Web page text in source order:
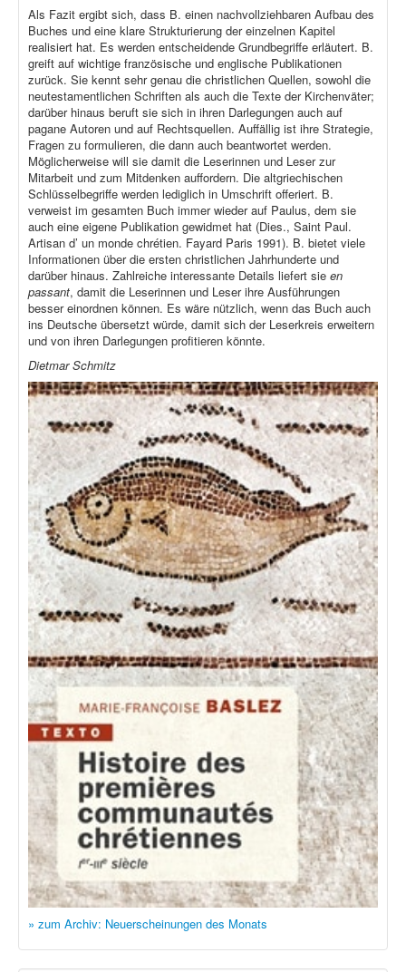
Als Fazit ergibt sich, dass B. einen nachvollziehbaren Aufbau des
Buches und eine klare Strukturierung der einzelnen Kapitel
realisiert hat. Es werden entscheidende Grundbegriffe erläutert. B.
greift auf wichtige französische und englische Publikationen
zurück. Sie kennt sehr genau die christlichen Quellen, sowohl die
neutestamentlichen Schriften als auch die Texte der Kirchenväter;
darüber hinaus beruft sie sich in ihren Darlegungen auch auf
pagane Autoren und auf Rechtsquellen. Auffällig ist ihre Strategie,
Fragen zu formulieren, die dann auch beantwortet werden.
Möglicherweise will sie damit die Leserinnen und Leser zur
Mitarbeit und zum Mitdenken auffordern. Die altgriechischen
Schlüsselbegriffe werden lediglich in Umschrift offeriert. B.
verweist im gesamten Buch immer wieder auf Paulus, dem sie
auch eine eigene Publikation gewidmet hat (Dies., Saint Paul.
Artisan d’ un monde chrétien. Fayard Paris 1991). B. bietet viele
Informationen über die ersten christlichen Jahrhunderte und
darüber hinaus. Zahlreiche interessante Details liefert sie en
passant, damit die Leserinnen und Leser ihre Ausführungen
besser einordnen können. Es wäre nützlich, wenn das Buch auch
ins Deutsche übersetzt würde, damit sich der Leserkreis erweitern
und von ihren Darlegungen profitieren könnte.
Dietmar Schmitz
» zum Archiv: Neuerscheinungen des Monats